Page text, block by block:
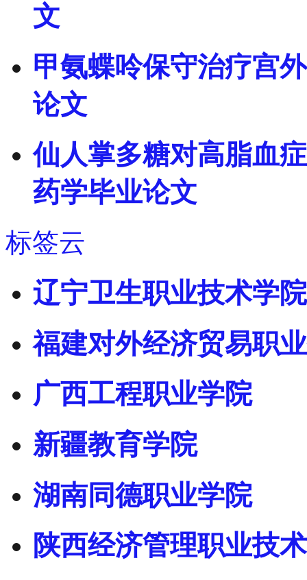
文
甲氨蝶呤保守治疗宫
论文
仙人掌多糖对高脂血
药学毕业论文
标签云
辽宁卫生职业技术学院
福建对外经济贸易职
广西工程职业学院
新疆教育学院
湖南同德职业学院
陕西经济管理职业技